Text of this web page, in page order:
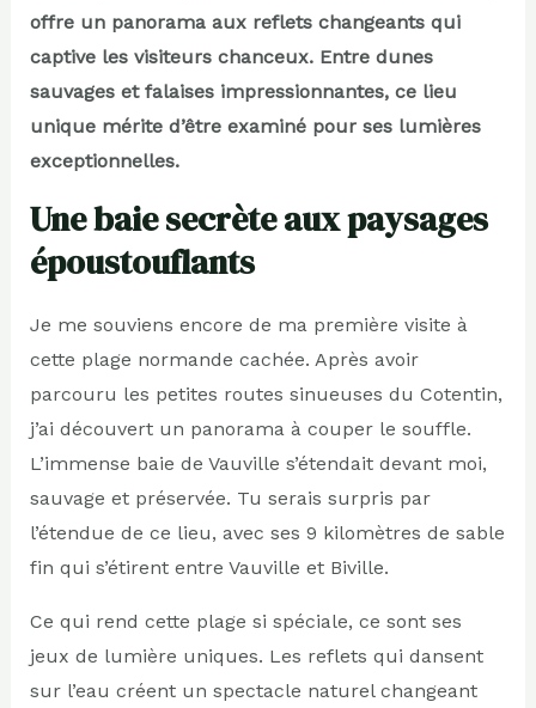
offre un panorama aux reflets changeants qui
captive les visiteurs chanceux. Entre dunes
sauvages et falaises impressionnantes, ce lieu
unique mérite d’être examiné pour ses lumières
exceptionnelles.
Une baie secrète aux paysages
époustouflants
Je me souviens encore de ma première visite à
cette plage normande cachée. Après avoir
parcouru les petites routes sinueuses du Cotentin,
j’ai découvert un panorama à couper le souffle.
L’immense baie de Vauville s’étendait devant moi,
sauvage et préservée. Tu serais surpris par
l’étendue de ce lieu, avec ses 9 kilomètres de sable
fin qui s’étirent entre Vauville et Biville.
Ce qui rend cette plage si spéciale, ce sont ses
jeux de lumière uniques. Les reflets qui dansent
sur l’eau créent un spectacle naturel changeant